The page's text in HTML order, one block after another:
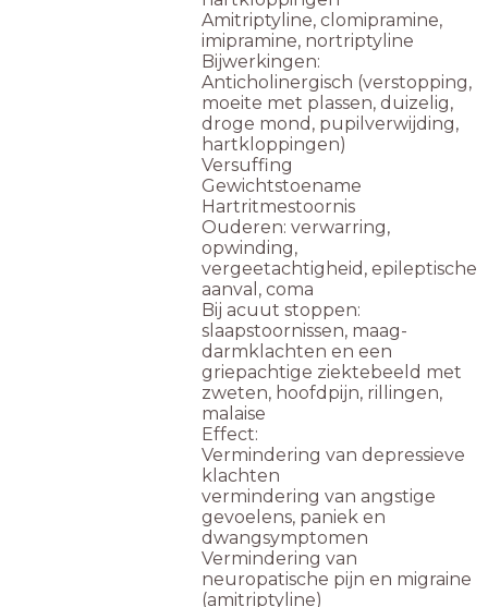
Amitriptyline, clomipramine,
imipramine, nortriptyline
Bijwerkingen:​
Anticholinergisch (verstopping,
moeite met plassen, duizelig,
droge mond, pupilverwijding,
hartkloppingen)​
Versuffing
Gewichtstoename​
Hartritmestoornis​
Ouderen: verwarring,
opwinding,
vergeetachtigheid, epileptische
aanval, coma​
Bij acuut stoppen:​
slaapstoornissen, maag-
darmklachten en een
griepachtige ziektebeeld met
zweten, hoofdpijn, rillingen,
malaise​
Effect:
Vermindering van depressieve
klachten
vermindering van angstige
gevoelens, paniek en
dwangsymptomen
Vermindering van
neuropatische pijn en migraine
(amitriptyline)